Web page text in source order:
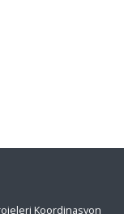
Koordinasyon